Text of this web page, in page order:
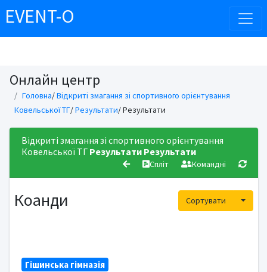
EVENT-O
Онлайн центр
Головна/Відкриті змагання зі спортивного орієнтування
Ковельської ТГ/Результати/ Результати
Відкриті змагання зі спортивного орієнтування
Ковельської ТГ Результати Результати
Спліт Командні
Коанди Сортувати
Гішинська гімназія